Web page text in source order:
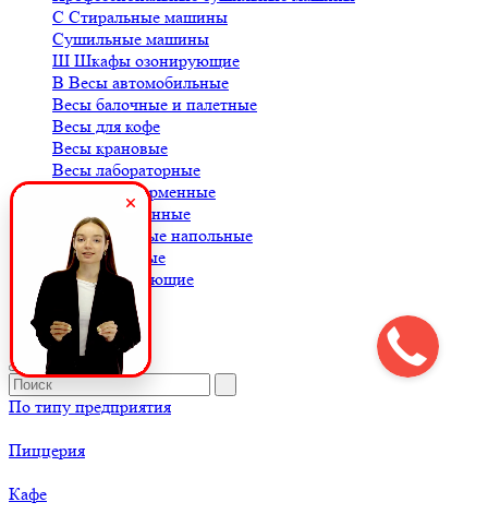
С Стиральные машины
Сушильные машины
Ш Шкафы озонирующие
В Весы автомобильные
Весы балочные и палетные
Весы для кофе
Весы крановые
Весы лабораторные
Весы платформенные
Весы порционные
Весы товарные напольные
Весы торговые
К Комплектующие
По типу предприятия
Пиццерия
Кафе